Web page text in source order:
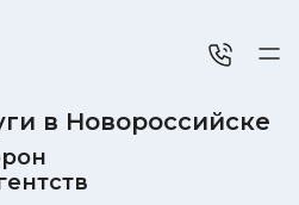
в Новороссийске